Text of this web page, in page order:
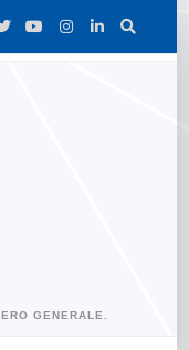
GENERALE.